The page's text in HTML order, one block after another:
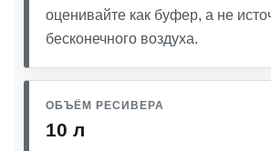
оценивайте как буфер, а не
бесконечного воздуха.
ОБЪЁМ РЕСИВЕРА
10 л